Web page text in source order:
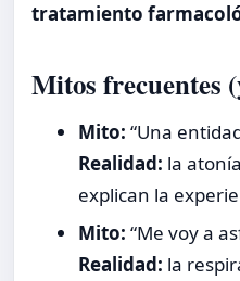
tratamiento
Mitos frecuentes
Mito: “Una
Realidad: la
explican la
Mito: “Me voy a
Realidad: la